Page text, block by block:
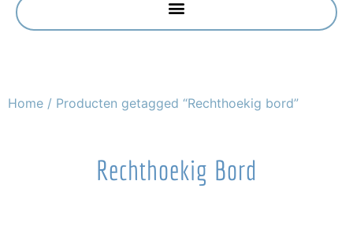
Home / Producten getagged “Rechthoekig bord”
Rechthoekig Bord